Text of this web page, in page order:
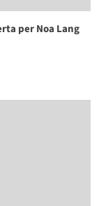
per Noa Lang